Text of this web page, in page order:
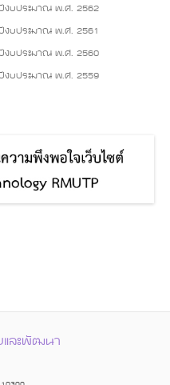
งบประมาณ พ.ศ. 2562
บประมาณ พ.ศ. 2561
งบประมาณ พ.ศ. 2560
งบประมาณ พ.ศ. 2559
และพัฒนา